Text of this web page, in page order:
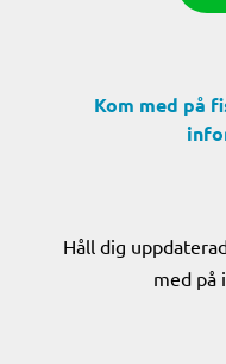
Kom med på
Håll dig
med på